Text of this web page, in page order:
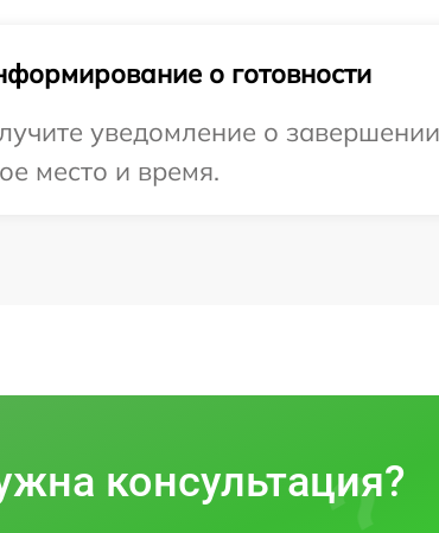
о готовности
уведомление о
место и время.
консультация?